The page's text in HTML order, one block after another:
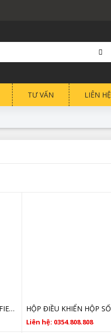
TƯ VẤN LIÊN HỆ
ỐP GÁO GƯƠNG FORD FIESTA 2011 2012 2013 2014 2015 2016 GIÁ TỐT
Liên hệ: 0354.808.808